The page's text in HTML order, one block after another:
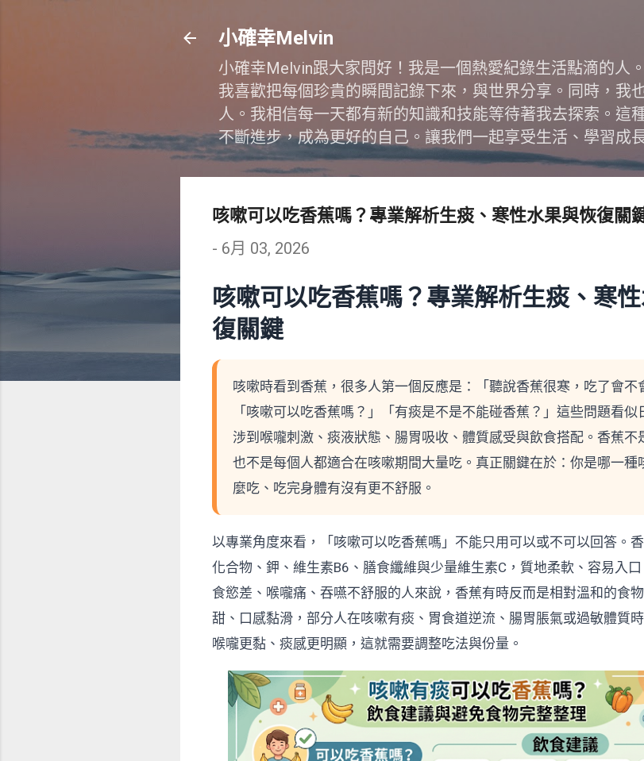
小確幸Melvin
小確幸Melvin跟大家問好！我是一個熱愛紀錄生活點滴的人
我喜歡把每個珍貴的瞬間記錄下來，與世界分享。同時，我
人。我相信每一天都有新的知識和技能等待著我去探索。這
不斷進步，成為更好的自己。讓我們一起享受生活、學習成
咳嗽可以吃香蕉嗎？專業解析生痰、寒性水果與恢復關
- 6月 03, 2026
咳嗽可以吃香蕉嗎？專業解析生痰、寒
復關鍵
咳嗽時看到香蕉，很多人第一個反應是：「聽說香蕉很寒，吃了會不
「咳嗽可以吃香蕉嗎？」「有痰是不是不能碰香蕉？」這些問題看似
涉到喉嚨刺激、痰液狀態、腸胃吸收、體質感受與飲食搭配。香蕉不
也不是每個人都適合在咳嗽期間大量吃。真正關鍵在於：你是哪一種
麼吃、吃完身體有沒有更不舒服。
以專業角度來看，「咳嗽可以吃香蕉嗎」不能只用可以或不可以回答。
化合物、鉀、維生素B6、膳食纖維與少量維生素C，質地柔軟、容易入
食慾差、喉嚨痛、吞嚥不舒服的人來說，香蕉有時反而是相對溫和的食
甜、口感黏滑，部分人在咳嗽有痰、胃食道逆流、腸胃脹氣或過敏體質
喉嚨更黏、痰感更明顯，這就需要調整吃法與份量。